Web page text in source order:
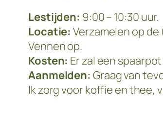
Lestijden: 9:00 – 10:30 uur.
Locatie: Verzamelen op
Vennen op.
Kosten: Er zal een
Aanmelden: Graag van
Ik zorg voor koffie en thee,